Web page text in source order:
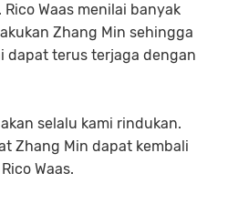
Waas menilai banyak
Zhang Min sehingga
dapat terus terjaga dengan
selalu kami rindukan.
Zhang Min dapat kembali
Waas.